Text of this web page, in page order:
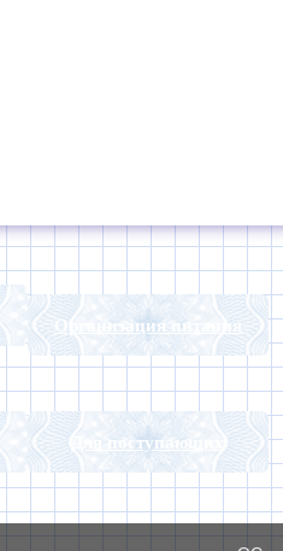
Организация питания
Для поступающих